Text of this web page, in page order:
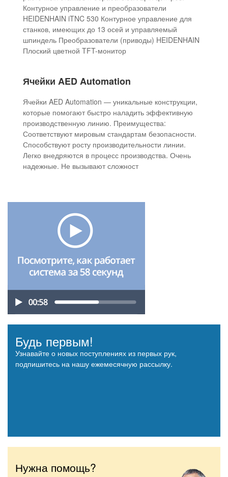
Контурное управление и преобразователи
HEIDENHAIN iTNC 530 Контурное управление для
станков, имеющих до 13 осей и управляемый
шпиндель Преобразователи (приводы) HEIDENHAIN
Плоский цветной TFT-монитор
Ячейки AED Automation
Ячейки AED Automation — уникальные конструкции,
которые помогают быстро наладить эффективную
производственную линию. Преимущества:
Соответствуют мировым стандартам безопасности.
Способствуют росту производительности линии.
Легко внедряются в процесс производства. Очень
надежные. Не вызывают сложност
Будь первым!
Узнавайте о новых поступлениях из первых рук,
подпишитесь на нашу ежемесячную рассылку.
Нужна помощь?